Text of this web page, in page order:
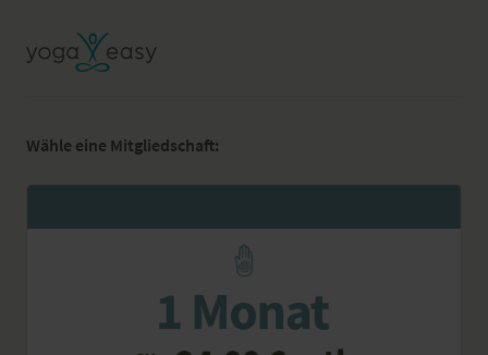
Wähle eine Mitgliedschaft: